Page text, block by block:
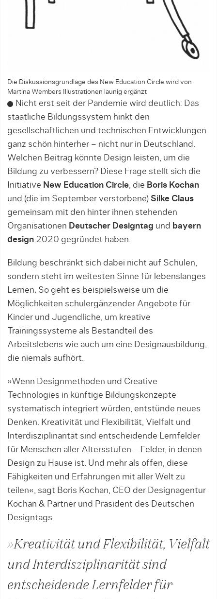
Die Diskussionsgrundlage des New Education Circle wird von
Martina Wembers Illustrationen launig ergänzt
Nicht erst seit der Pandemie wird deutlich: Das
staatliche Bildungssystem hinkt den
gesellschaftlichen und technischen Entwicklungen
ganz schön hinterher – nicht nur in Deutschland.
Welchen Beitrag könnte Design leisten, um die
Bildung zu verbessern? Diese Frage stellt sich die
Initiative New Education Circle, die Boris Kochan
und (die im September verstorbene) Silke Claus
gemeinsam mit den hinter ihnen stehenden
Organisationen Deutscher Designtag und bayern
design 2020 gegründet haben.
Bildung beschränkt sich dabei nicht auf Schulen,
sondern steht im weitesten Sinne für lebenslanges
Lernen. So geht es beispielsweise um die
Möglichkeiten schulergänzender Angebote für
Kinder und Jugendliche, um kreative
Trainingssysteme als Bestandteil des
Arbeitslebens wie auch um eine Designausbildung,
die niemals aufhört.
»Wenn Designmethoden und Creative
Technologies in künftige Bildungskonzepte
systematisch integriert würden, entstünde neues
Denken. Kreativität und Flexibilität, Vielfalt und
Interdisziplinarität sind entscheidende Lernfelder
für Menschen aller Altersstufen – Felder, in denen
Design zu Hause ist. Und mehr als offen, diese
Fähigkeiten und Erfahrungen mit aller Welt zu
teilen«, sagt Boris Kochan, CEO der Designagentur
Kochan & Partner und Präsident des Deutschen
Designtags.
»Kreativität und Flexibilität, Vielfalt
und Interdisziplinarität sind
entscheidende Lernfelder für